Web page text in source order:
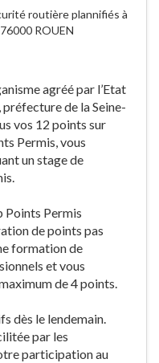
routière plannifiés à
ROUEN
agréé par l’Etat
de la Seine-
vos 12 points sur
Permis, vous
un stage de
Points Permis
de points pas
formation de
et vous
de 4 points.
dès le lendemain.
par les
participation au